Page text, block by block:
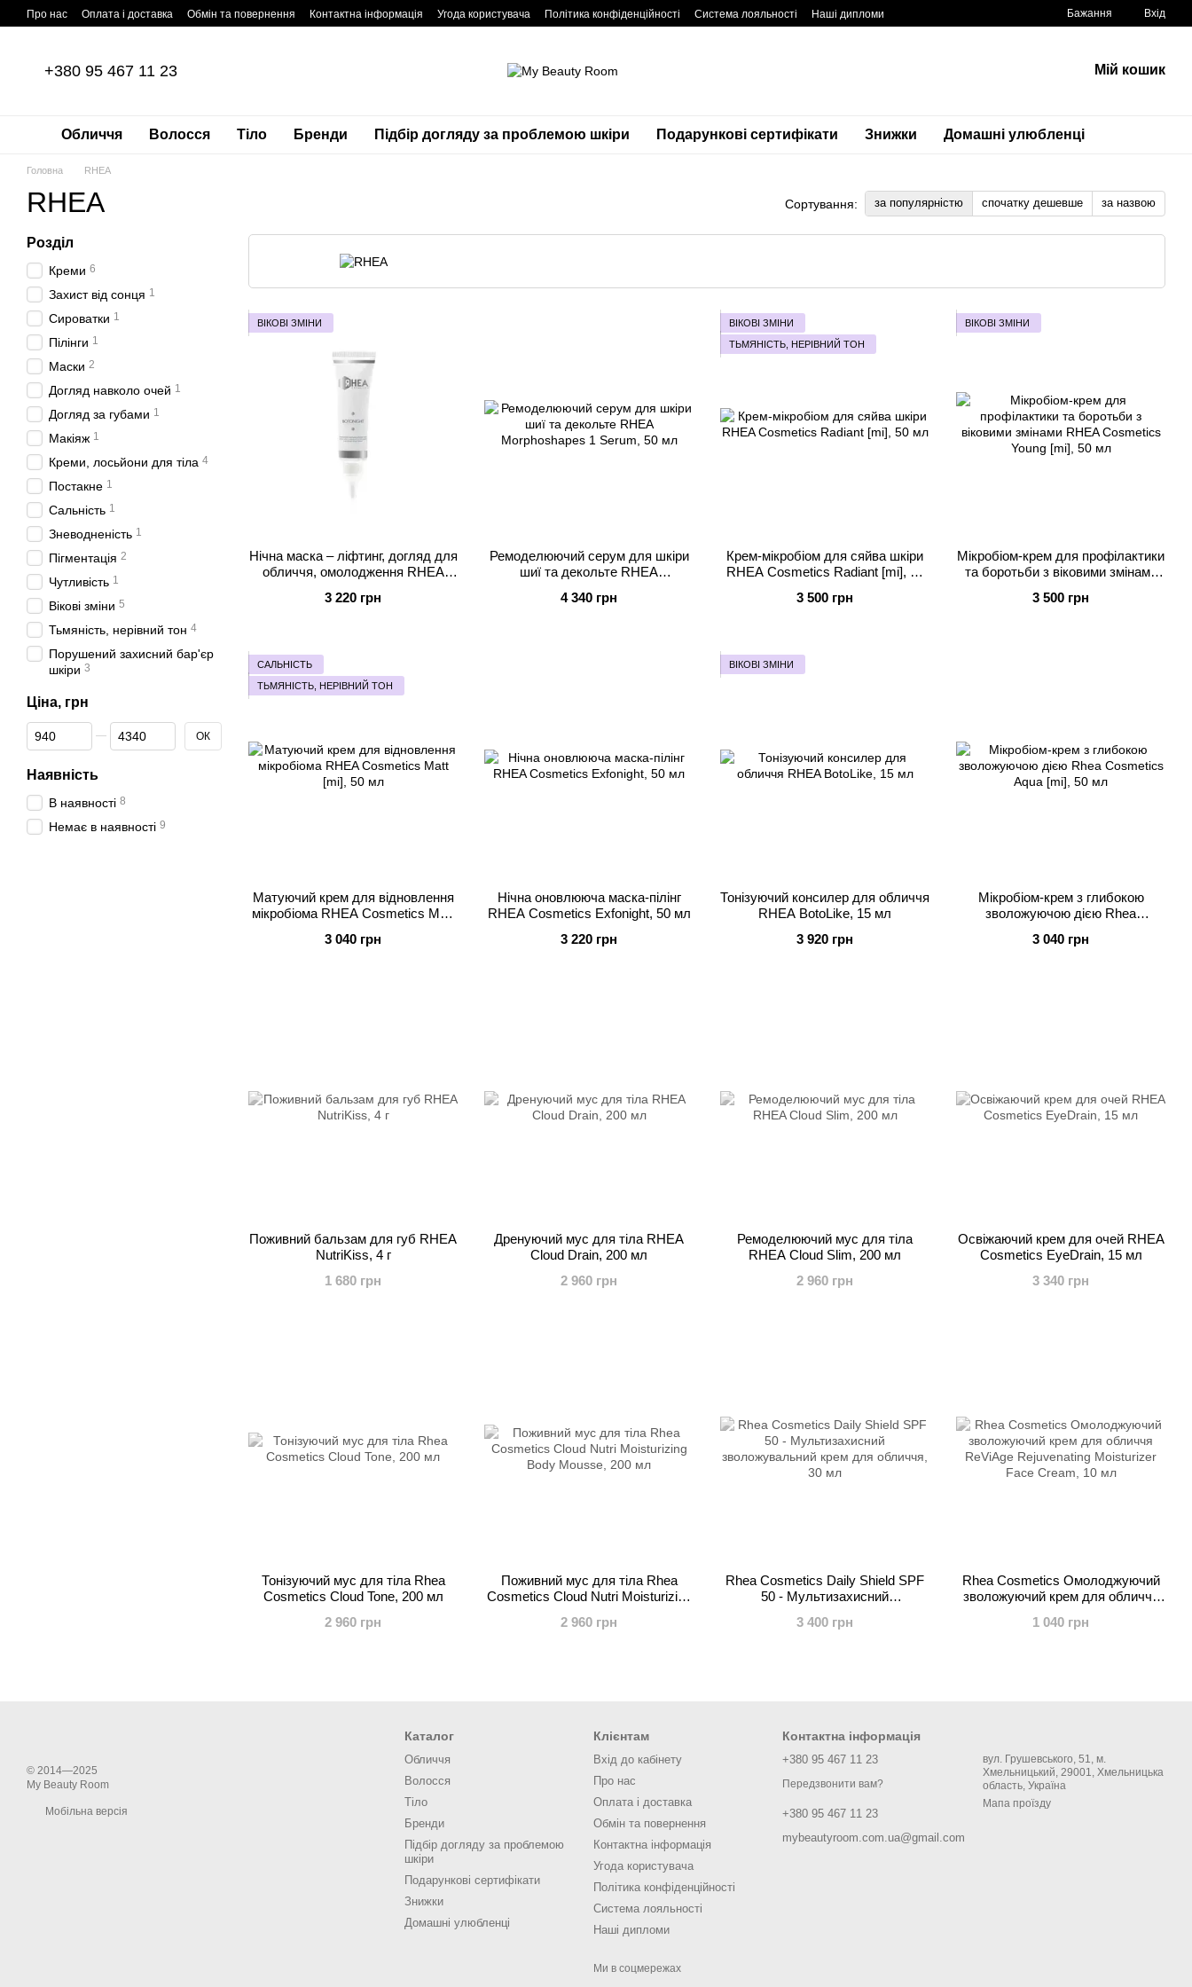
Перейти до основного контенту
Про нас Оплата і доставка Обмін та повернення Контактна інформація Угода користувача Політика конфіденційності Система лояльності Наші дипломи Бажання Вхід
+380 95 467 11 23 Мій кошик
Обличчя Волосся Тіло Бренди Підбір догляду за проблемою шкіри Подарункові сертифікати Знижки Домашні улюбленці
Головна RHEA
RHEA Сортування: за популярністю спочатку дешевше за назвою
ВІКОВІ ЗМІНИ
Нічна маска – ліфтинг, догляд для
обличчя, омолодження RHEA
3 220 грн
Ремоделюючий серум для шкіри
шиї та декольте RHEA
4 340 грн
ВІКОВІ ЗМІНИ
ТЬМЯНІСТЬ, НЕРІВНИЙ ТОН
Крем-мікробіом для сяйва шкіри
RHEA Сosmetics Radiant [mi], 50
3 500 грн
ВІКОВІ ЗМІНИ
Мікробіом-крем для профілактики
та боротьби з віковими змінами
мл
3 500 грн
САЛЬНІСТЬ
ТЬМЯНІСТЬ, НЕРІВНИЙ ТОН
Матуючий крем для відновлення
мікробіома RHEA Сosmetics Matt
3 040 грн
Нічна оновлююча маска-пілінг
RHEA Cosmetics Exfonight, 50 мл
3 220 грн
ВІКОВІ ЗМІНИ
Тонізуючий консилер для обличчя
RHEA BotoLike, 15 мл
3 920 грн
Мікробіом-крем з глибокою
зволожуючою дією Rhea
3 040 грн
Поживний бальзам для губ RHEA
NutriKiss, 4 г
1 680 грн
Дренуючий мус для тіла RHEA
Cloud Drain, 200 мл
2 960 грн
Ремоделюючий мус для тіла
RHEA Cloud Slim, 200 мл
2 960 грн
Освіжаючий крем для очей RHEA
Cosmetics EyeDrain, 15 мл
3 340 грн
Тонізуючий мус для тіла Rhea
Cosmetics Cloud Tone, 200 мл
2 960 грн
Поживний мус для тіла Rhea
Cosmetics Cloud Nutri Moisturizing
2 960 грн
Rhea Cosmetics Daily Shield SPF
50 - Мультизахисний
обличчя, 30 мл
3 400 грн
Rhea Cosmetics Омолоджуючий
зволожуючий крем для обличчя
Face Cream, 10 мл
1 040 грн
Розділ
Креми 6
Захист від сонця 1
Сироватки 1
Пілінги 1
Маски 2
Догляд навколо очей 1
Догляд за губами 1
Макіяж 1
Креми, лосьйони для тіла 4
Постакне 1
Сальність 1
Зневодненість 1
Пігментація 2
Чутливість 1
Вікові зміни 5
Тьмяність, нерівний тон 4
Порушений захисний бар'єр
шкіри 3
Ціна, грн
Від Ціна, грн
До Ціна, грн ОК
Наявність
В наявності 8
Немає в наявності 9
© 2014—2025
My Beauty Room
Мобільна версія
Каталог
Обличчя
Волосся
Тіло
Бренди
Підбір догляду за проблемою
шкіри
Подарункові сертифікати
Знижки
Домашні улюбленці
Клієнтам
Вхід до кабінету
Про нас
Оплата і доставка
Обмін та повернення
Контактна інформація
Угода користувача
Політика конфіденційності
Система лояльності
Наші дипломи
Ми в соцмережах
Контактна інформація
+380 95 467 11 23
Передзвонити вам?
+380 95 467 11 23
mybeautyroom.com.ua@gmail.com
вул. Грушевського, 51, м.
Хмельницький, 29001, Хмельницька
область, Україна
Мапа проїзду